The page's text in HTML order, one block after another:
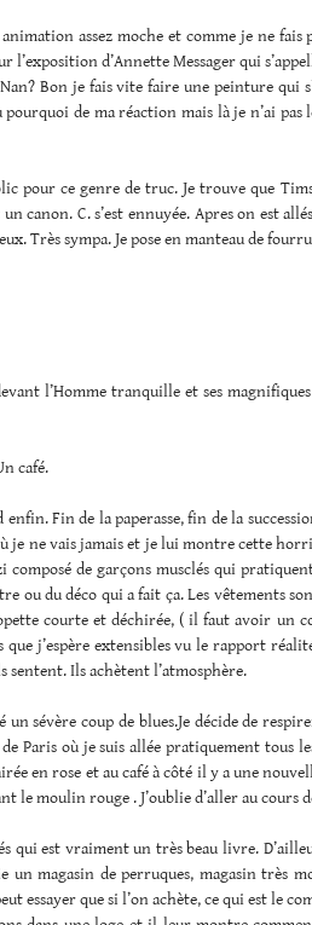
assez moche et comme je ne
l’exposition d’Annette Messager qui
Bon je fais vite faire une peinture qui
de ma réaction mais là je n’ai pas
pour ce genre de truc. Je trouve que
canon. C. s’est ennuyée. Apres on est
Très sympa. Je pose en manteau de
l’Homme tranquille et ses
café.
Fin de la paperasse, fin de la
je ne vais jamais et je lui montre cette
composé de garçons musclés qui
ou du déco qui a fait ça. Les vêtements
courte et déchirée, ( il faut avoir un
j’espère extensibles vu le rapport
sentent. Ils achètent l’atmosphère.
sévère coup de blues.Je décide de
Paris où je suis allée pratiquement tous
en rose et au café à côté il y a une
le moulin rouge . J’oublie d’aller au cours
qui est vraiment un très beau livre.
un magasin de perruques, magasin très
essayer que si l’on achète, ce qui est le